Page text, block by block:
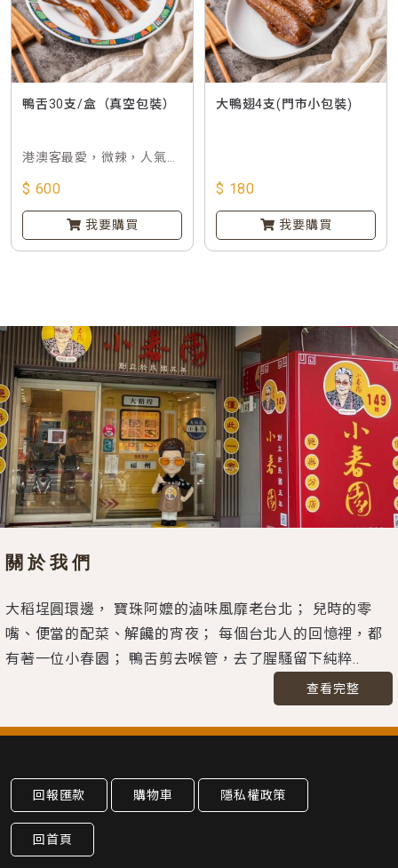
鴨舌30支/盒（真空包裝）
港澳客最愛，微辣，人氣招
牌
$ 600
我要購買
大鴨翅4支(門市小包裝)
$ 180
我要購買
關於我們
大稻埕圓環邊， 寶珠阿嬤的滷味風靡老台北； 兒時的零
嘴、便當的配菜、解饞的宵夜； 每個台北人的回憶裡，都
有著一位小春園； 鴨舌剪去喉管，去了腥騷留下純粹..
查看完整
回報匯款 購物車 隱私權政策
回首頁